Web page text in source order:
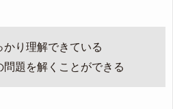
り理解できている
題を解くことができる